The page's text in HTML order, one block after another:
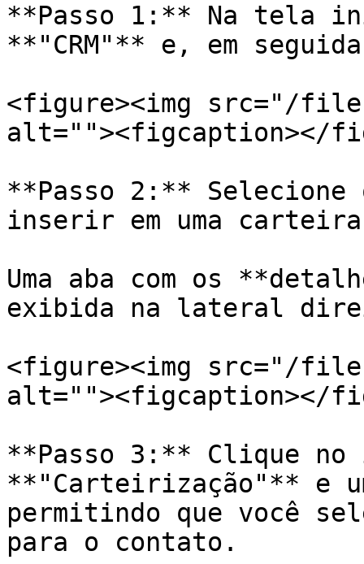
**Passo 1:** Na tela
**"CRM"** e, em
<figure><img src="/
alt=""><figcaption></
**Passo 2:** Selecione
inserir em uma
Uma aba com os
exibida na lateral
<figure><img src="/files/
alt=""><figcaption></
**Passo 3:** Clique no
**"Carteirização"** e
permitindo que você
para o contato.